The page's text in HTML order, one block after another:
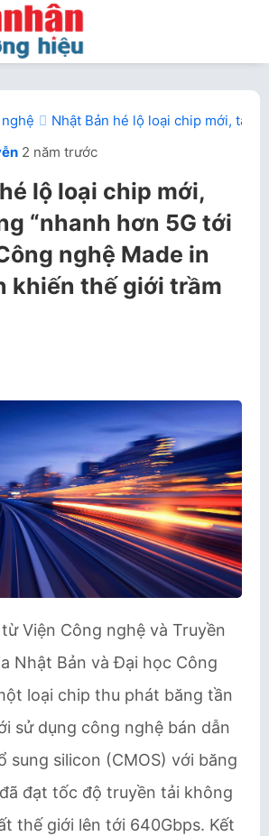
Nhật Bản hé lộ loại chip mới, tạo
2 năm trước
lộ loại chip mới,
“nhanh hơn 5G tới
nghệ Made in
khiến thế giới trầm
Viện Công nghệ và Truyền
Nhật Bản và Đại học Công
loại chip thu phát băng tần
sử dụng công nghệ bán dẫn
sung silicon (CMOS) với băng
đạt tốc độ truyền tải không
thế giới lên tới 640Gbps. Kết